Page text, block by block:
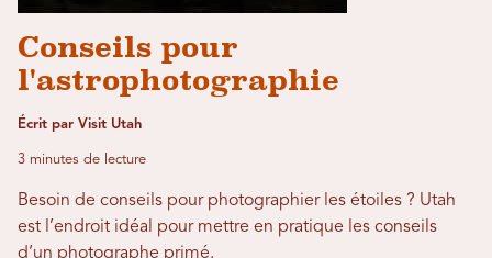
Conseils pour
l'astrophotographie
Écrit par Visit Utah
3 minutes de lecture
Besoin de conseils pour photographier les étoiles ? Utah
est l’endroit idéal pour mettre en pratique les conseils
d’un photographe primé.